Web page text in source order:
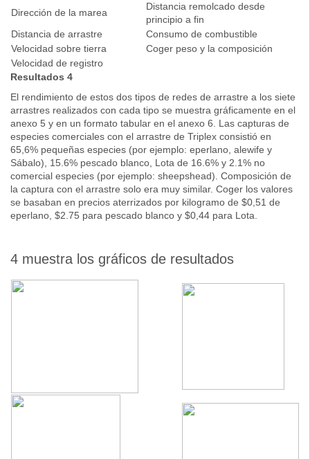
Dirección de la marea
Distancia remolcado desde
principio a fin
Distancia de arrastre
Consumo de combustible
Velocidad sobre tierra
Coger peso y la composición
Velocidad de registro
Resultados 4
El rendimiento de estos dos tipos de redes de arrastre a los siete
arrastres realizados con cada tipo se muestra gráficamente en el
anexo 5 y en un formato tabular en el anexo 6. Las capturas de
especies comerciales con el arrastre de Triplex consistió en
65,6% pequeñas especies (por ejemplo: eperlano, alewife y
Sábalo), 15.6% pescado blanco, Lota de 16.6% y 2.1% no
comercial especies (por ejemplo: sheepshead). Composición de
la captura con el arrastre solo era muy similar. Coger los valores
se basaban en precios aterrizados por kilogramo de $0,51 de
eperlano, $2.75 para pescado blanco y $0,44 para Lota.
4 muestra los gráficos de resultados